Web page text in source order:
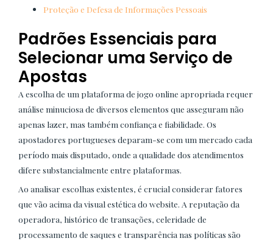
Proteção e Defesa de Informações Pessoais
Padrões Essenciais para
Selecionar uma Serviço de
Apostas
A escolha de um plataforma de jogo online apropriada requer
análise minuciosa de diversos elementos que asseguram não
apenas lazer, mas também confiança e fiabilidade. Os
apostadores portugueses deparam-se com um mercado cada
período mais disputado, onde a qualidade dos atendimentos
difere substancialmente entre plataformas.
Ao analisar escolhas existentes, é crucial considerar fatores
que vão acima da visual estética do website. A reputação da
operadora, histórico de transações, celeridade de
processamento de saques e transparência nas políticas são